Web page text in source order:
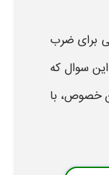
برای ضرب
سوال که
خصوص، با